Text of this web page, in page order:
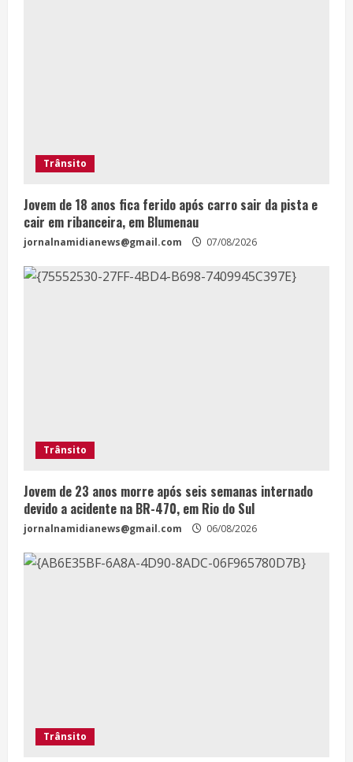
Trânsito
Jovem de 18 anos fica ferido após carro sair da pista e
cair em ribanceira, em Blumenau
jornalnamidianews@gmail.com 07/08/2026
Trânsito
Jovem de 23 anos morre após seis semanas internado
devido a acidente na BR-470, em Rio do Sul
jornalnamidianews@gmail.com 06/08/2026
Trânsito